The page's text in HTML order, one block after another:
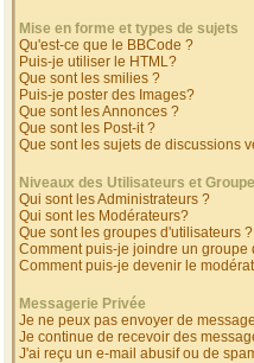
Mise en forme et types de sujets
Qu'est-ce que le BBCode ?
Puis-je utiliser le HTML?
Que sont les smilies ?
Puis-je poster des Images?
Que sont les Annonces ?
Que sont les Post-it ?
Que sont les sujets de discussions
Niveaux des Utilisateurs et
Qui sont les Administrateurs ?
Qui sont les Modérateurs?
Que sont les groupes d'utilisateurs ?
Comment puis-je joindre un groupe
Comment puis-je devenir le
Messagerie Privée
Je ne peux pas envoyer de
Je continue de recevoir des
J'ai reçu un e-mail abusif ou de